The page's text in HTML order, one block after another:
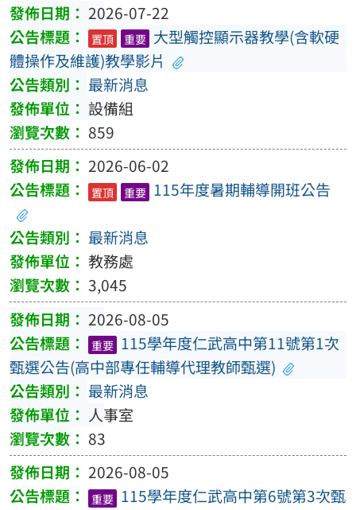
2026-07-22
置頂 重要 大型觸控顯示器教學(含軟硬
體操作及維護)教學影片
最新消息
設備組
859
2026-06-02
置頂 重要 115年度暑期輔導開班公告
最新消息
教務處
3,045
2026-08-05
重要 115學年度仁武高中第11號第1次
甄選公告(高中部專任輔導代理教師甄選)
最新消息
人事室
83
2026-08-05
重要 115學年度仁武高中第6號第3次甄